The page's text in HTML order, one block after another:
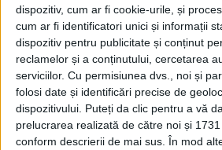
dispozitiv, cum ar fi cookie-urile, și
cum ar fi identificatori unici și informații
dispozitiv pentru publicitate și conținut
reclamelor și a conținutului, cercetarea
serviciilor. Cu permisiunea dvs., noi și
folosi date și identificări precise de
dispozitivului. Puteți da clic pentru a vă
prelucrarea realizată de către noi și
conform descrierii de mai sus. În mod